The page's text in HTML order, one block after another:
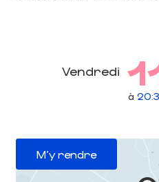
Vendredi
à
M'y rendre